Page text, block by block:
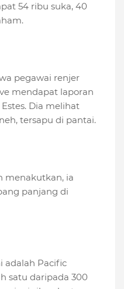
54 ribu suka, 40
pegawai renjer
mendapat laporan
Dia melihat
tersapu di pantai.
menakutkan, ia
panjang di
adalah Pacific
satu daripada 300